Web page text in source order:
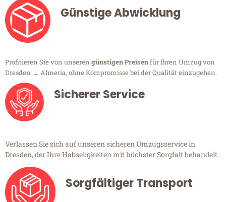
Günstige Abwicklung
Profitieren Sie von unseren günstigen Preisenfür Ihren Umzug von
Dresden → Almería, ohne Kompromisse bei der Qualität einzugehen.
Sicherer Service
Verlassen Sie sich auf unseren sicheren Umzugsservice in
Dresden, der Ihre Habseligkeiten mit höchster Sorgfalt behandelt.
Sorgfältiger Transport